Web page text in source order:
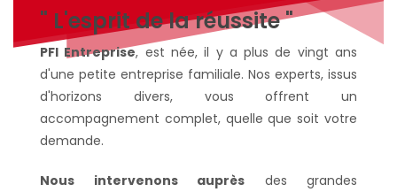
" L'esprit de la réussite "
PFI Entreprise, est née, il y a plus de vingt ans
d'une petite entreprise familiale. Nos experts, issus
d'horizons divers, vous offrent un
accompagnement complet, quelle que soit votre
demande.
Nous intervenons auprès des grandes